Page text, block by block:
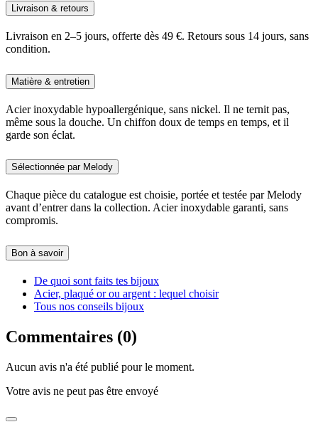
Livraison & retours
Livraison en 2–5 jours, offerte dès 49 €. Retours sous 14 jours, sans
condition.
Matière & entretien
Acier inoxydable hypoallergénique, sans nickel. Il ne ternit pas,
même sous la douche. Un chiffon doux de temps en temps, et il
garde son éclat.
Sélectionnée par Melody
Chaque pièce du catalogue est choisie, portée et testée par Melody
avant d’entrer dans la collection. Acier inoxydable garanti, sans
compromis.
Bon à savoir
De quoi sont faits tes bijoux
Acier, plaqué or ou argent : lequel choisir
Tous nos conseils bijoux
Commentaires (0)
Aucun avis n'a été publié pour le moment.
Votre avis ne peut pas être envoyé